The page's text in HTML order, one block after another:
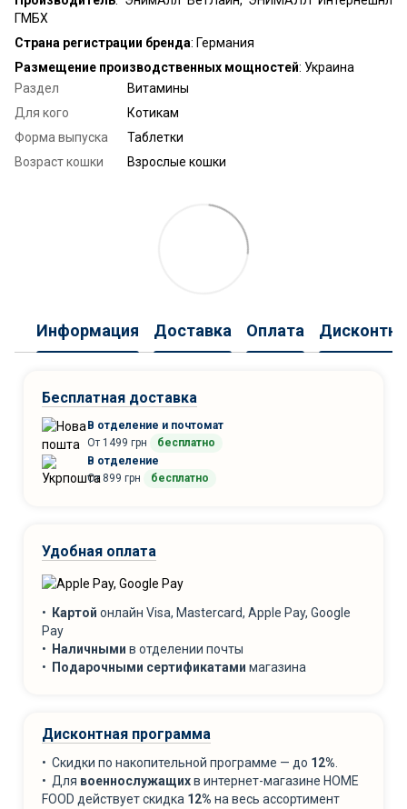
ГМБХ
Страна регистрации бренда: Германия
Размещение производственных мощностей: Украина
Раздел
Витамины
Для кого
Котикам
Форма выпуска
Таблетки
Возраст кошки
Взрослые кошки
Информация Доставка Оплата
Бесплатная доставка
В отделение и почтомат
От 1499 грн
бесплатно
В отделение
От 899 грн
бесплатно
Удобная оплата
• Картой онлайн Visa, Mastercard, Apple Pay, Google
Pay
•
Наличными в отделении почты
•
Подарочными сертификатами магазина
Дисконтная программа
• Скидки по накопительной программе — до 12%
• Для военнослужащихв интернет-магазине HOME
FOOD действует скидка 12% на весь ассортимент